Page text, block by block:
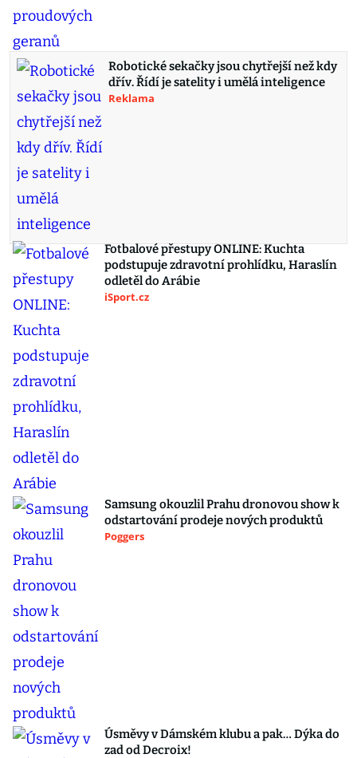
Robotické sekačky jsou chytřejší než kdy
dřív. Řídí je satelity i umělá inteligence
Reklama
Fotbalové přestupy ONLINE: Kuchta
podstupuje zdravotní prohlídku, Haraslín
odletěl do Arábie
iSport.cz
Samsung okouzlil Prahu dronovou show k
odstartování prodeje nových produktů
Poggers
Úsměvy v Dámském klubu a pak… Dýka do
zad od Decroix!